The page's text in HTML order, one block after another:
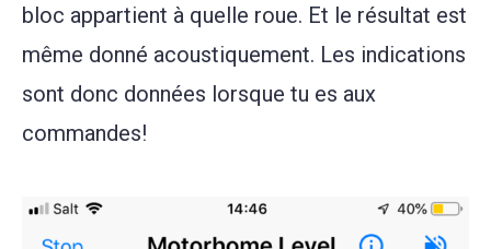
bloc appartient à quelle roue. Et le résultat est
même donné acoustiquement. Les indications
sont donc données lorsque tu es aux
commandes!